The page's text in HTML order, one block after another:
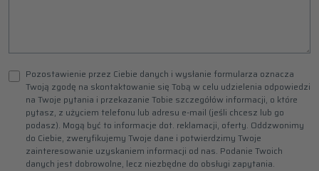
Pozostawienie przez Ciebie danych i wysłanie formularza oznacza
Twoją zgodę na skontaktowanie się Tobą w celu udzielenia odpowiedzi
na Twoje pytania i przekazanie Tobie szczegółów informacji, o które
pytasz, z użyciem telefonu lub adresu e-mail (jeśli chcesz lub go
podasz). Mogą być to informacje dot. reklamacji, oferty. Oddzwonimy
do Ciebie, zweryfikujemy Twoje dane i potwierdzimy Twoje
zainteresowanie uzyskaniem informacji od nas. Podanie Twoich
danych jest dobrowolne, lecz niezbędne do obsługi zapytania.